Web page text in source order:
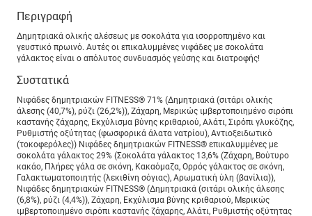
Περιγραφή
Δημητριακά ολικής αλέσεως με σοκολάτα για ισορροπημένο και
γευστικό πρωινό. Αυτές οι επικαλυμμένες νιφάδες με σοκολάτα
γάλακτος είναι ο απόλυτος συνδυασμός γεύσης και διατροφής!
Συστατικά
Νιφάδες δημητριακών FITNESS® 71% (Δημητριακά (σιτάρι ολικής
άλεσης (40,7%), ρύζι (26,2%)), Ζάχαρη, Μερικώς ιμβερτοποιημένο σιρόπι
καστανής ζάχαρης, Εκχύλισμα βύνης κριθαριού, Αλάτι, Σιρόπι γλυκόζης,
Ρυθμιστής οξύτητας (φωσφορικά άλατα νατρίου), Αντιοξειδωτικό
(τοκοφερόλες)) Νιφάδες δημητριακών FITNESS® επικαλυμμένες με
σοκολάτα γάλακτος 29% (Σοκολάτα γάλακτος 13,6% (Ζάχαρη, Βούτυρο
κακάο, Πλήρες γάλα σε σκόνη, Κακαόμαζα, Ορρός γάλακτος σε σκόνη,
Γαλακτωματοποιητής (λεκιθίνη σόγιας), Αρωματική ύλη (βανίλια)),
Νιφάδες δημητριακών FITNESS® (Δημητριακά (σιτάρι ολικής άλεσης
(6,8%), ρύζι (4,4%)), Ζάχαρη, Εκχύλισμα βύνης κριθαριού, Μερικώς
ιμβερτοποιημένο σιρόπι καστανής ζάχαρης, Αλάτι, Ρυθμιστής οξύτητας